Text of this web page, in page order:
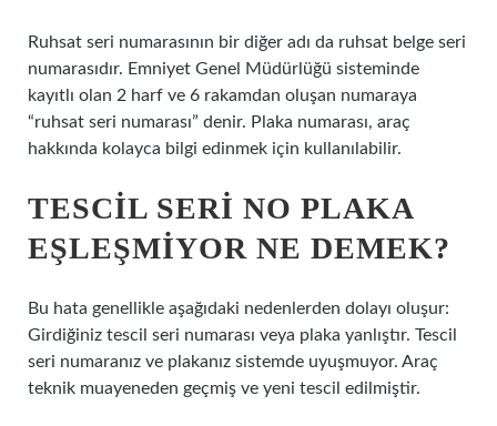
Ruhsat seri numarasının bir diğer adı da ruhsat belge seri
numarasıdır. Emniyet Genel Müdürlüğü sisteminde
kayıtlı olan 2 harf ve 6 rakamdan oluşan numaraya
“ruhsat seri numarası” denir. Plaka numarası, araç
hakkında kolayca bilgi edinmek için kullanılabilir.
TESCIL SERI NO PLAKA
EŞLEŞMIYOR NE DEMEK?
Bu hata genellikle aşağıdaki nedenlerden dolayı oluşur:
Girdiğiniz tescil seri numarası veya plaka yanlıştır. Tescil
seri numaranız ve plakanız sistemde uyuşmuyor. Araç
teknik muayeneden geçmiş ve yeni tescil edilmiştir.